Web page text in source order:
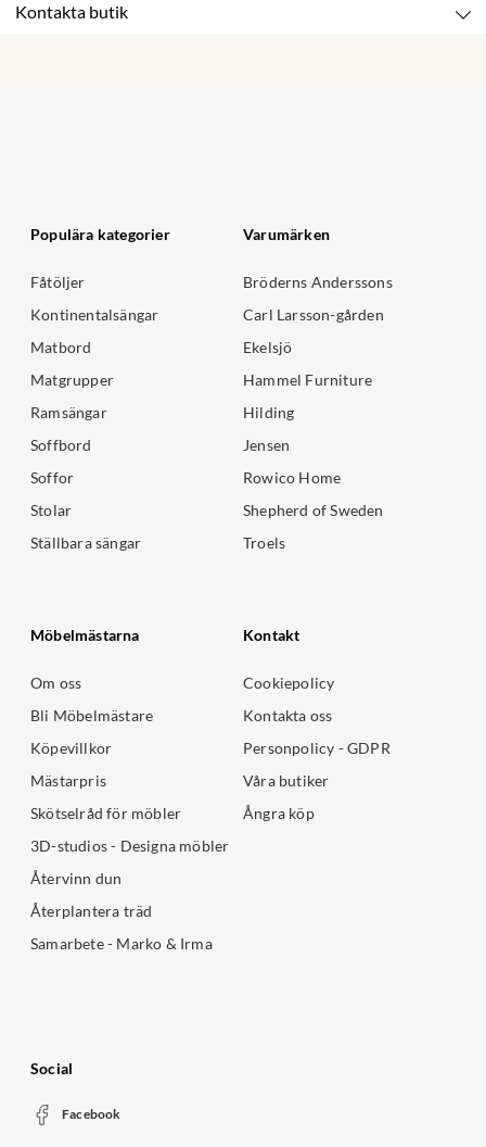
Kontakta butik
Populära kategorier
Fåtöljer
Kontinentalsängar
Matbord
Matgrupper
Ramsängar
Soffbord
Soffor
Stolar
Ställbara sängar
Varumärken
Bröderns Anderssons
Carl Larsson-gården
Ekelsjö
Hammel Furniture
Hilding
Jensen
Rowico Home
Shepherd of Sweden
Troels
Möbelmästarna
Om oss
Bli Möbelmästare
Köpevillkor
Mästarpris
Skötselråd för möbler
3D-studios - Designa möbler
Återvinn dun
Återplantera träd
Samarbete - Marko & Irma
Kontakt
Cookiepolicy
Kontakta oss
Personpolicy - GDPR
Våra butiker
Ångra köp
Social
Facebook